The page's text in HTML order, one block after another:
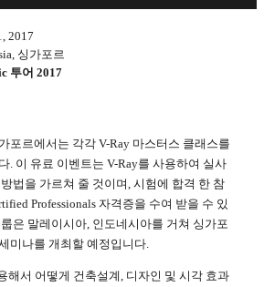
2017
싱가포르
투어 2017
포르에서는 각각 V-Ray 마스터스 클래스를
. 이 유료 이벤트는 V-Ray를 사용하여 실사
법을 가르쳐 줄 것이며, 시험에 합격 한 참
Professionals 자격증을 수여 받을 수 있
은 말레이시아, 인도네시아를 거쳐 싱가포
미나를 개최할 예정입니다.
해서 어떻게 건축설계, 디자인 및 시각 효과